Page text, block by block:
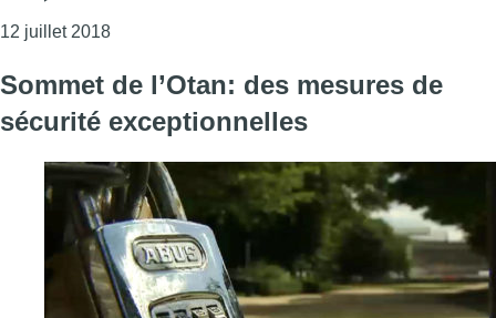
12 juillet 2018Consulter l'article "Cinquantenaire : près de 200
Sommet de l’Otan: des mesures de
sécurité exceptionnelles